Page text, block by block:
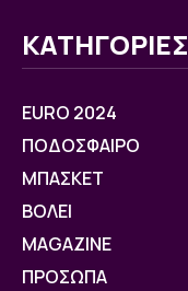
ΚΑΤΗΓΟΡΙΕΣ
EURO 2024
ΠΟΔΟΣΦΑΙΡΟ
ΜΠΑΣΚΕΤ
ΒOΛΕΙ
MAGAZINE
ΠΡΟΣΩΠΑ